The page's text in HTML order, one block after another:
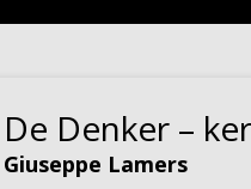
De Denker –
Giuseppe Lamers